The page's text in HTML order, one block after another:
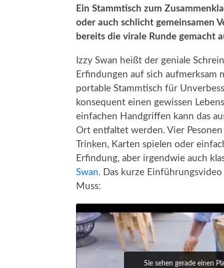
Ein Stammtisch zum
oder auch schlicht gemeinsamen
bereits die virale Runde gemacht
Izzy Swan heißt der geniale
Erfindungen auf sich aufmerksam
portable Stammtisch für
konsequent einen gewissen
einfachen Handgriffen kann das
Ort entfaltet werden. Vier
Trinken, Karten spielen oder
Erfindung, aber irgendwie auch
Swan. Das kurze
Muss:
Sie sehen gerade einen